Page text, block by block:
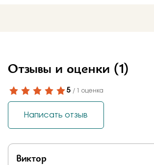
Отзывы и оценки (1)
5 / 1 оценка
Виктор
Написать отзыв